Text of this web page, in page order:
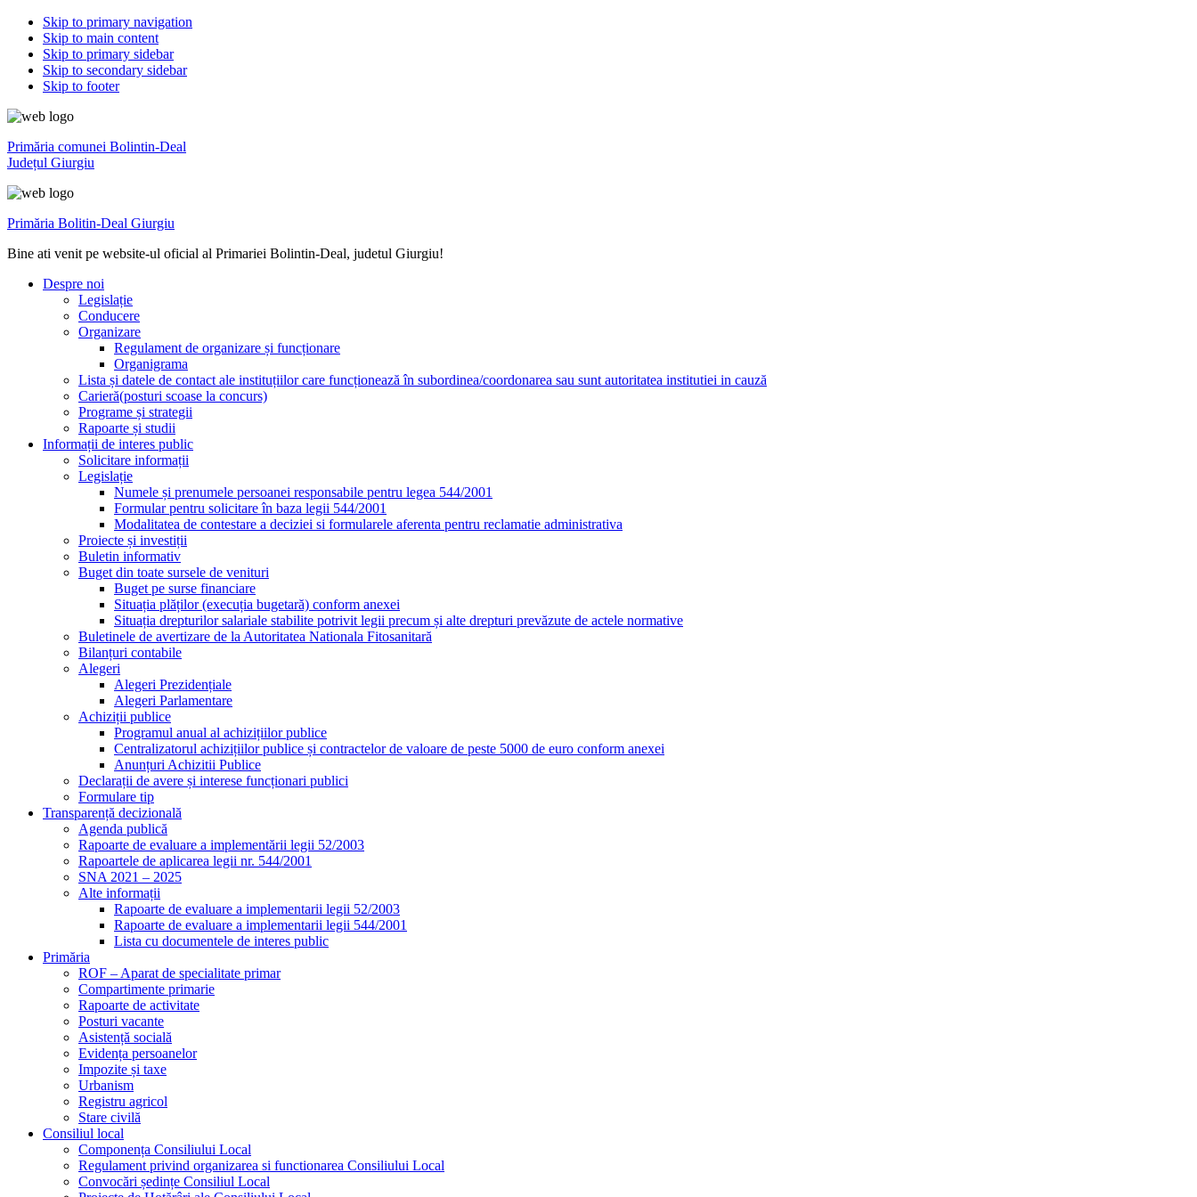
Skip to primary navigation
Skip to main content
Skip to primary sidebar
Skip to secondary sidebar
Skip to footer
Primăria comunei Bolintin-Deal
Județul Giurgiu
Primăria Bolitin-Deal Giurgiu
Bine ati venit pe website-ul oficial al Primariei Bolintin-Deal, judetul Giurgiu!
Despre noi
Legislație
Conducere
Organizare
Regulament de organizare și funcționare
Organigrama
Lista și datele de contact ale instituțiilor care funcționează în subordinea/coordonarea sau sunt autoritatea institutiei in cauză
Carieră(posturi scoase la concurs)
Programe și strategii
Rapoarte și studii
Informații de interes public
Solicitare informații
Legislație
Numele și prenumele persoanei responsabile pentru legea 544/2001
Formular pentru solicitare în baza legii 544/2001
Modalitatea de contestare a deciziei si formularele aferenta pentru reclamatie administrativa
Proiecte și investiții
Buletin informativ
Buget din toate sursele de venituri
Buget pe surse financiare
Situația plăților (execuția bugetară) conform anexei
Situația drepturilor salariale stabilite potrivit legii precum și alte drepturi prevăzute de actele normative
Buletinele de avertizare de la Autoritatea Nationala Fitosanitară
Bilanțuri contabile
Alegeri
Alegeri Prezidențiale
Alegeri Parlamentare
Achiziții publice
Programul anual al achizițiilor publice
Centralizatorul achizițiilor publice și contractelor de valoare de peste 5000 de euro conform anexei
Anunțuri Achizitii Publice
Declarații de avere și interese funcționari publici
Formulare tip
Transparență decizională
Agenda publică
Rapoarte de evaluare a implementării legii 52/2003
Rapoartele de aplicarea legii nr. 544/2001
SNA 2021 – 2025
Alte informații
Rapoarte de evaluare a implementarii legii 52/2003
Rapoarte de evaluare a implementarii legii 544/2001
Lista cu documentele de interes public
Primăria
ROF – Aparat de specialitate primar
Compartimente primarie
Rapoarte de activitate
Posturi vacante
Asistență socială
Evidența persoanelor
Impozite și taxe
Urbanism
Registru agricol
Stare civilă
Consiliul local
Componența Consiliului Local
Regulament privind organizarea si functionarea Consiliului Local
Convocări ședințe Consiliul Local